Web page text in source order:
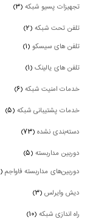
تجهیزات پسیو شبکه(۳)
تلفن تحت شبکه(۲)
تلفن های سیسکو(۱)
تلفن های یالینک(۱)
خدمات امنیت شبکه(۶)
خدمات پشتیبانی شبکه(۵)
دسته‌بندی نشده(۷۳)
دوربین‌ مداربسته(۵)
دوربین‌های مداربسته فاواجم(۲)
دیش وایرلس(۳)
راه اندازی شبکه(۱۰)